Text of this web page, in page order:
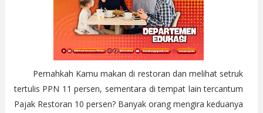
Pernahkah Kamu makan di restoran dan melihat setruk
tertulis PPN 11 persen, sementara di tempat lain tercantum
Pajak Restoran 10 persen? Banyak orang mengira keduanya